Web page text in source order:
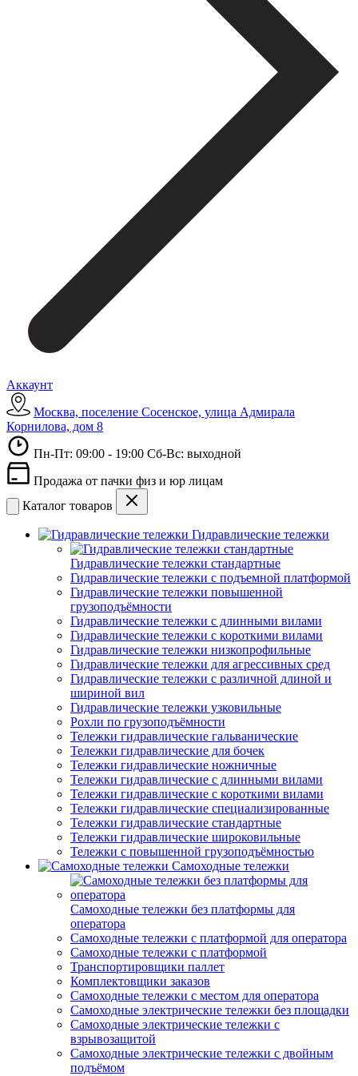
Аккаунт
Москва, поселение Сосенское, улица Адмирала
Корнилова, дом 8
Пн-Пт: 09:00 - 19:00 Сб-Вс: выходной
Продажа от пачки физ и юр лицам
Каталог товаров
Гидравлические тележки
Гидравлические тележки стандартные
Гидравлические тележки с подъемной платформой
Гидравлические тележки повышенной
грузоподъёмности
Гидравлические тележки с длинными вилами
Гидравлические тележки с короткими вилами
Гидравлические тележки низкопрофильные
Гидравлические тележки для агрессивных сред
Гидравлические тележки с различной длиной и
шириной вил
Гидравлические тележки узковильные
Рохли по грузоподъёмности
Тележки гидравлические гальванические
Тележки гидравлические для бочек
Тележки гидравлические ножничные
Тележки гидравлические с длинными вилами
Тележки гидравлические с короткими вилами
Тележки гидравлические специализированные
Тележки гидравлические стандартные
Тележки гидравлические широковильные
Тележки с повышенной грузоподъёмностью
Самоходные тележки
Самоходные тележки без платформы для
оператора
Самоходные тележки с платформой для оператора
Самоходные тележки с платформой
Транспортировщики паллет
Комплектовщики заказов
Самоходные тележки с местом для оператора
Самоходные электрические тележки без площадки
Самоходные электрические тележки с
взрывозащитой
Самоходные электрические тележки с двойным
подъёмом